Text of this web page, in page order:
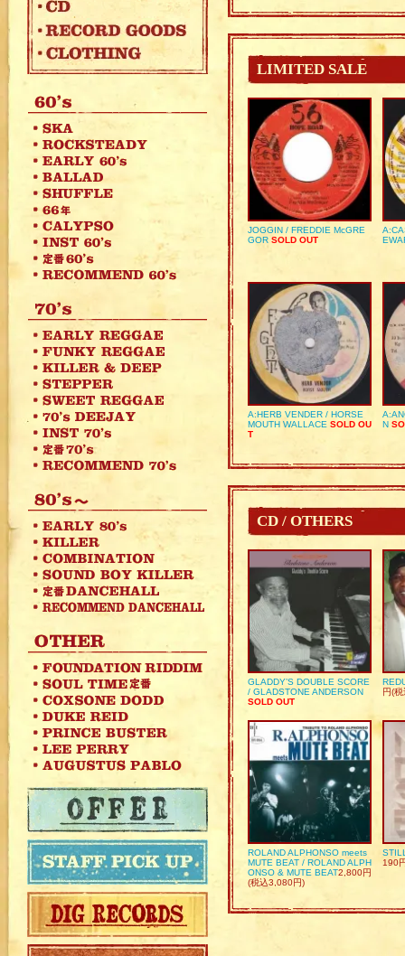
LIMITED SALE
JOGGIN / FREDDIE McGRE
GOR SOLD OUT
A:HERB VENDER / HORSE
MOUTH WALLACE SOLD OU
T
N
CD / OTHERS
GLADDY’S DOUBLE SCORE
/ GLADSTONE ANDERSON
SOLD OUT
円(
ROLAND ALPHONSO meets
MUTE BEAT / ROLAND ALPH
ONSO & MUTE BEAT2,800円
(税込3,080円)
190